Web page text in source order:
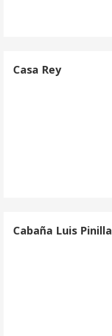
Casa Rey
Cabaña Luis Pinilla